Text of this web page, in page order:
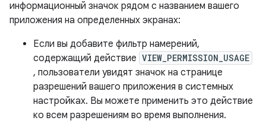
информационный значок рядом с названием вашего
приложения на определенных экранах:
Если вы добавите фильтр намерений,
содержащий действие VIEW_PERMISSION_USAGE
, пользователи увидят значок на странице
разрешений вашего приложения в системных
настройках. Вы можете применить это действие
ко всем разрешениям во время выполнения.